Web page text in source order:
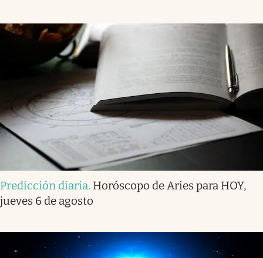
Predicción diaria. Horóscopo de Aries para HOY,
jueves 6 de agosto